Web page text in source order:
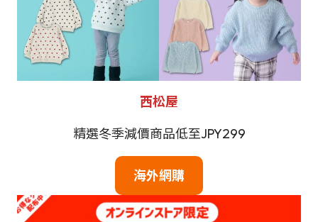
西松屋
精選冬季減價商品低至JPY299
海外網購